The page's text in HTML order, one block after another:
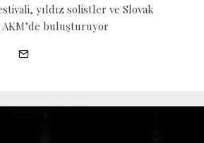
yıldız solistler ve Slovak
buluşturuyor